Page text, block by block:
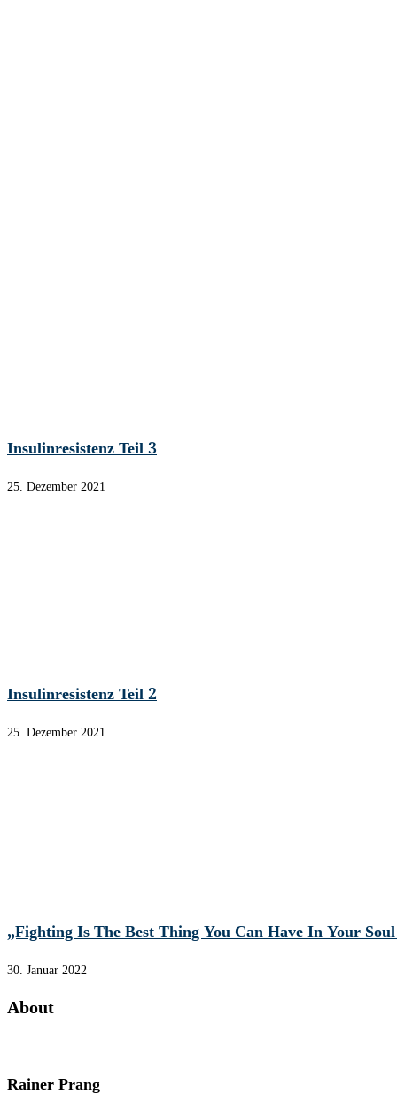
Insulinresistenz Teil 3
25. Dezember 2021
Insulinresistenz Teil 2
25. Dezember 2021
„Fighting Is The Best Thing You Can Have In Your
30. Januar 2022
About
Rainer Prang